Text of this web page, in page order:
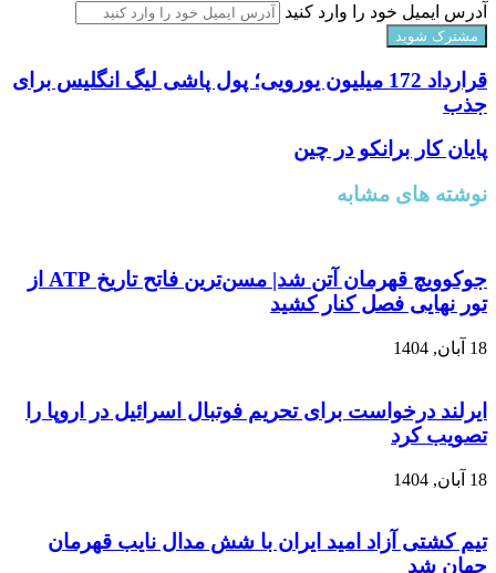
آدرس ایمیل خود را وارد کنید
قرارداد 172 میلیون یورویی؛ پول پاشی لیگ انگلیس برای
جذب
پایان کار برانکو در چین
نوشته های مشابه
جوکوویچ قهرمان آتن شد| مسن‌ترین فاتح تاریخ ATP از
تور نهایی فصل کنار کشید
18 آبان, 1404
ایرلند درخواست برای تحریم فوتبال اسرائیل در اروپا را
تصویب کرد
18 آبان, 1404
تیم کشتی آزاد امید ایران با شش مدال نایب قهرمان
جهان شد